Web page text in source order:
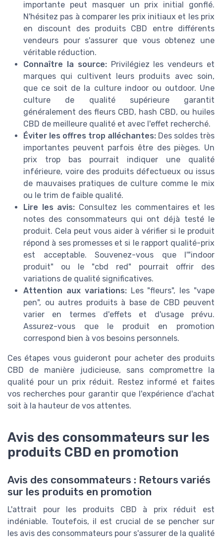
importante peut masquer un prix initial gonflé.
N'hésitez pas à comparer les prix initiaux et les prix
en discount des produits CBD entre différents
vendeurs pour s'assurer que vous obtenez une
véritable réduction.
Connaître la source:Privilégiez les vendeurs et
marques qui cultivent leurs produits avec soin,
que ce soit de la culture indoor ou outdoor. Une
culture de qualité supérieure garantit
généralement des fleurs CBD, hash CBD, ou huiles
CBD de meilleure qualité et avec l'effet recherché.
Éviter les offres trop alléchantes: Des soldes très
importantes peuvent parfois être des pièges. Un
prix trop bas pourrait indiquer une qualité
inférieure, voire des produits défectueux ou issus
de mauvaises pratiques de culture comme le mix
ou le trim de faible qualité.
Lire les avis: Consultez les commentaires et les
notes des consommateurs qui ont déjà testé le
produit. Cela peut vous aider à vérifier si le produit
répond à ses promesses et si le rapport qualité-prix
est acceptable. Souvenez-vous que l'"indoor
produit" ou le "cbd red" pourrait offrir des
variations de qualité significatives.
Attention aux variations:Les "fleurs", les "vape
pen", ou autres produits à base de CBD peuvent
varier en termes d'effets et d'usage prévu.
Assurez-vous que le produit en promotion
correspond bien à vos besoins personnels.
Ces étapes vous guideront pour acheter des produits
CBD de manière judicieuse, sans compromettre la
qualité pour un prix réduit. Restez informé et faites
vos recherches pour garantir que l'expérience d'achat
soit à la hauteur de vos attentes.‍
Avis des consommateurs sur les
produits CBD en promotion
Avis des consommateurs : Retours variés
sur les produits en promotion
L'attrait pour les produits CBD à prix réduit est
indéniable. Toutefois, il est crucial de se pencher sur
les avis des consommateurs pour s'assurer de la qualité